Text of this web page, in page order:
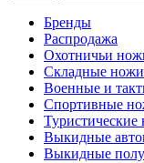
Бренды
Распродажа
Охотничьи
Складные ножи
Военные и
Спортивные
Туристические
Выкидные
Выкидные